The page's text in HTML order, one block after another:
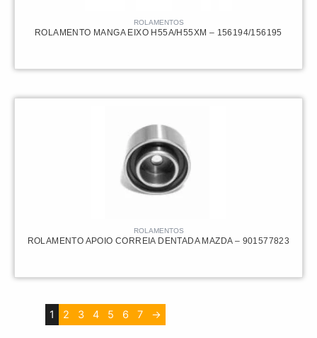
ROLAMENTOS
ROLAMENTO MANGA EIXO H55A/H55XM – 156194/156195
ROLAMENTOS
ROLAMENTO APOIO CORREIA DENTADA MAZDA – 901577823
1 2 3 4 5 6 7 →